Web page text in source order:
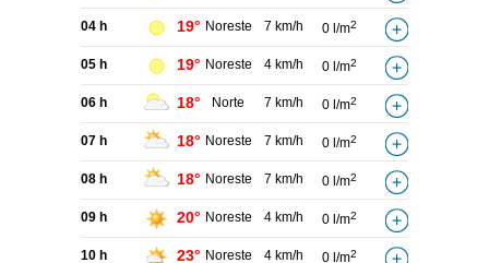
04 h 19° Noreste 7 km/h 0 l/m2
05 h 19° Noreste 4 km/h 0 l/m2
06 h 18° Norte 7 km/h 0 l/m2
07 h 18° Noreste 7 km/h 0 l/m2
08 h 18° Noreste 7 km/h 0 l/m2
09 h 20° Noreste 4 km/h 0 l/m2
10 h 23° Noreste 4 km/h 0 l/m2